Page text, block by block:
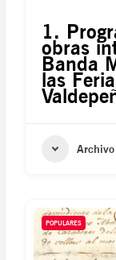
1.
obras
Banda
las
Archivo
POPULARES